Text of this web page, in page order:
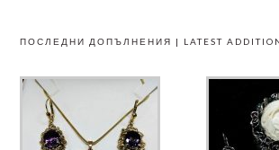
ПОСЛЕДНИ ДОПЪЛНЕНИЯ | LATEST